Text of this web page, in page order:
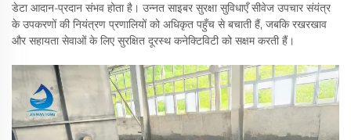
डेटा आदान-प्रदान संभव होता है। उन्नत साइबर सुरक्षा सुविधाएँ सीवेज उपचार संयंत्र
के उपकरणों की नियंत्रण प्रणालियों को अधिकृत पहुँच से बचाती हैं, जबकि रखरखाव
और सहायता सेवाओं के लिए सुरक्षित दूरस्थ कनेक्टिविटी को सक्षम करती हैं।